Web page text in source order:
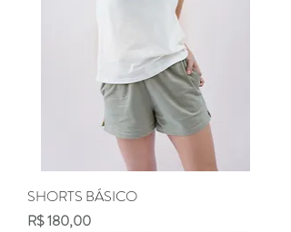
SHORTS BÁSICO
Preço
R$ 180,00